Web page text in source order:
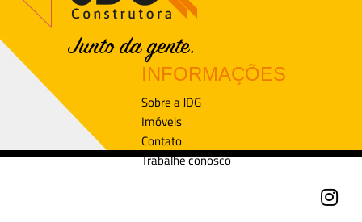
INFORMAÇÕES
Sobre a JDG
Imóveis
Contato
Trabalhe conosco